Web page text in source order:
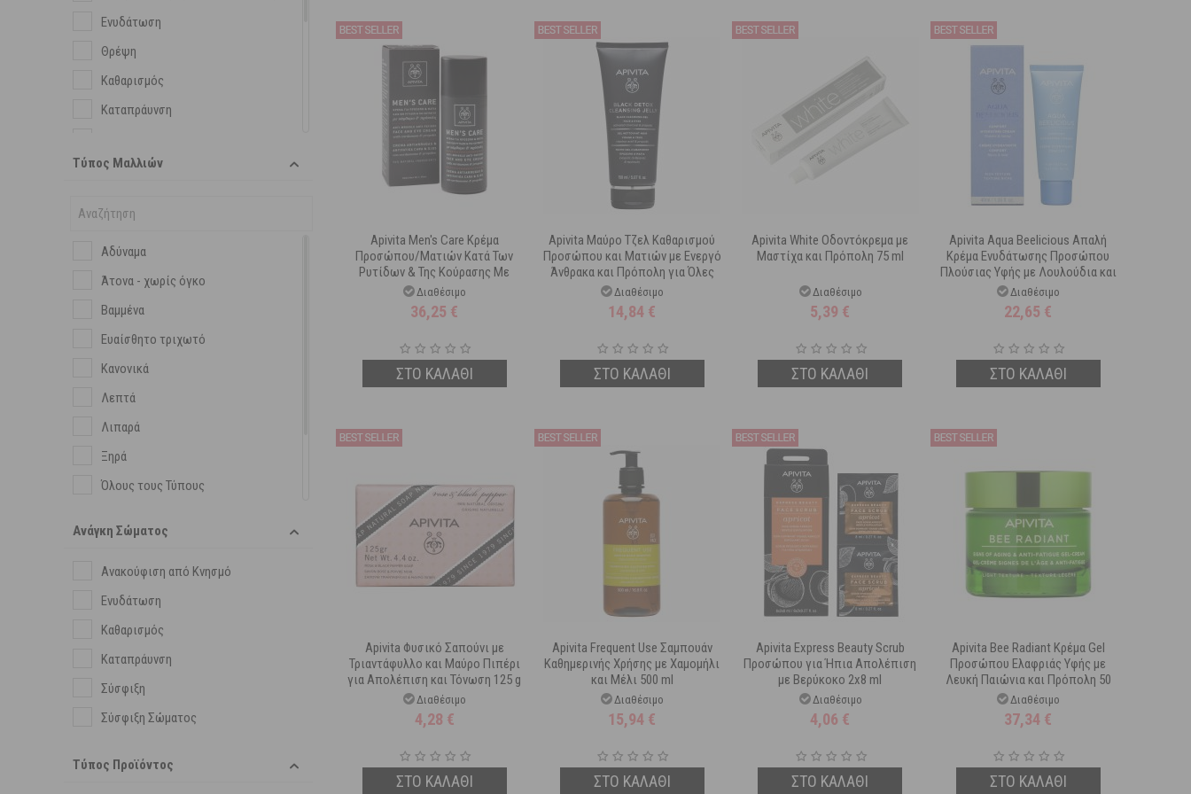
Ξηρό Λάδι
Σαπούνι
Ενυδάτωση
Θρέψη
Καθαρισμός
Καταπράυνση
Λάμψη
Μαύροι Κύκλοι - Σακούλες
Ομοιόμορφος Τόνος
Πανάδες
Προστασία από του Ρύπους
Τόνωση
Φροντίδα κατά των Ατελειών
Τύπος Μαλλιών
Αδύναμα
Άτονα - χωρίς όγκο
Βαμμένα
Ευαίσθητο τριχωτό
Κανονικά
Λεπτά
Λιπαρά
Ξηρά
Όλους τους Τύπους
Τριχόπτωση
Ανάγκη Σώματος
Ανακούφιση από Κνησμό
Ενυδάτωση
Καθαρισμός
Καταπράυνση
Σύσφιξη
Σύσφιξη Σώματος
Τύπος Προϊόντος
Apivita Men's Care Κρέμα
Προσώπου/Ματιών Κατά Των
Ρυτίδων & Της Κούρασης Με
Κάρδαμο & Πρόπολη 50ml
Διαθέσιμο
36,25 €
ΣΤΟ ΚΑΛΑΘΙ
Apivita Μαύρο Τζελ Καθαρισμού
Προσώπου και Ματιών με Ενεργό
Άνθρακα και Πρόπολη για Όλες
τις Επιδερμίδες 150 ml
Διαθέσιμο
14,84 €
ΣΤΟ ΚΑΛΑΘΙ
Apivita White Οδοντόκρεμα με
Μαστίχα και Πρόπολη 75 ml
Διαθέσιμο
5,39 €
ΣΤΟ ΚΑΛΑΘΙ
Apivita Aqua Beelicious Απαλή
Κρέμα Ενυδάτωσης Προσώπου
Πλούσιας Υφής με Λουλούδια και
Μέλι 40 ml
Διαθέσιμο
22,65 €
ΣΤΟ ΚΑΛΑΘΙ
Apivita Φυσικό Σαπούνι με
Τριαντάφυλλο και Μαύρο Πιπέρι
για Απολέπιση και Τόνωση 125 g
Διαθέσιμο
4,28 €
ΣΤΟ ΚΑΛΑΘΙ
Apivita Frequent Use Σαμπουάν
Καθημερινής Χρήσης με Χαμομήλι
και Μέλι 500 ml
Διαθέσιμο
15,94 €
ΣΤΟ ΚΑΛΑΘΙ
Apivita Express Beauty Scrub
Προσώπου για Ήπια Απολέπιση
με Βερύκοκο 2x8 ml
Διαθέσιμο
4,06 €
ΣΤΟ ΚΑΛΑΘΙ
Apivita Bee Radiant Κρέμα Gel
Προσώπου Ελαφριάς Υφής με
Λευκή Παιώνια και Πρόπολη 50
ml
Διαθέσιμο
37,34 €
ΣΤΟ ΚΑΛΑΘΙ